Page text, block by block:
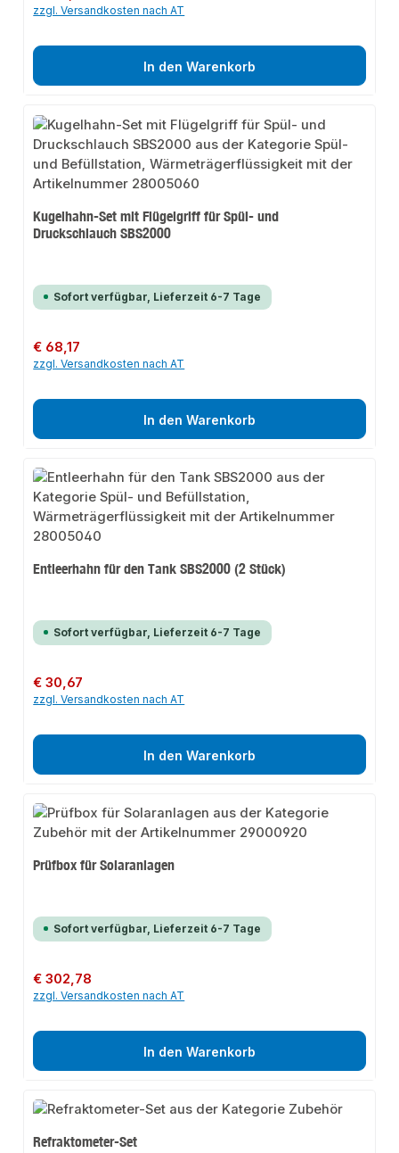
zzgl. Versandkosten nach AT
In den Warenkorb
Kugelhahn-Set mit Flügelgriff für Spül- und
Druckschlauch SBS2000
Sofort verfügbar, Lieferzeit 6-7 Tage
Regulärer Preis:
€ 68,17
zzgl. Versandkosten nach AT
In den Warenkorb
Entleerhahn für den Tank SBS2000 (2 Stück)
Sofort verfügbar, Lieferzeit 6-7 Tage
Regulärer Preis:
€ 30,67
zzgl. Versandkosten nach AT
In den Warenkorb
Prüfbox für Solaranlagen
Sofort verfügbar, Lieferzeit 6-7 Tage
Regulärer Preis:
€ 302,78
zzgl. Versandkosten nach AT
In den Warenkorb
Refraktometer-Set